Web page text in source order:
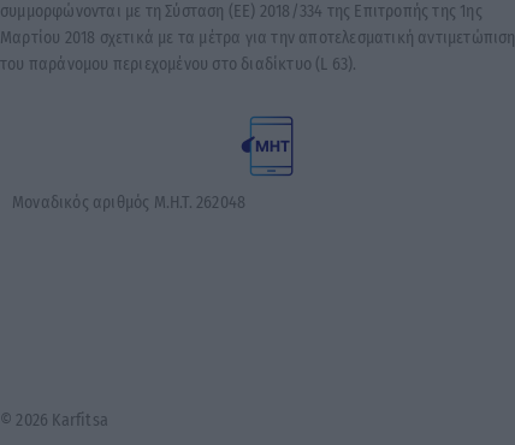
συμμορφώνονται με τη Σύσταση (ΕΕ) 2018/334 της Επιτροπής της 1ης
Μαρτίου 2018 σχετικά με τα μέτρα για την αποτελεσματική αντιμετώπιση
του παράνομου περιεχομένου στο διαδίκτυο (L 63).
Μοναδικός αριθμός Μ.Η.Τ. 262048
© 2026 Karfitsa